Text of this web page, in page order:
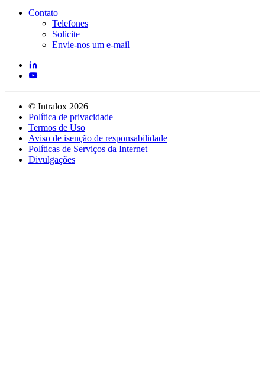
Contato
Telefones
Solicite
Envie-nos um e-mail
© Intralox 2026
Política de privacidade
Termos de Uso
Aviso de isenção de responsabilidade
Políticas de Serviços da Internet
Divulgações